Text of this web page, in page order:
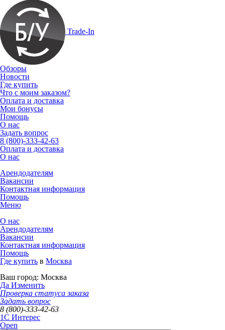
Trade-In
Обзоры
Новости
Где купить
Что с моим заказом?
Оплата и доставка
Мои бонусы
Помощь
О нас
Задать вопрос
8 (800)-333-42-63
Оплата и доставка
О нас
Арендодателям
Вакансии
Контактная информация
Помощь
Меню
О нас
Арендодателям
Вакансии
Контактная информация
Помощь
Где купить в Москва
Ваш город: Москва
Да Изменить
Проверка статуса заказа
Задать вопрос
8 (800)-333-42-63
1C Интерес
Open